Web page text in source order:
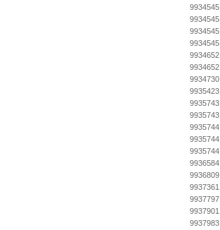
9934545
9934545
9934545
9934545
9934652
9934652
9934730
9935423
9935743
9935743
9935744
9935744
9935744
9936584
9936809
9937361
9937797
9937901
9937983